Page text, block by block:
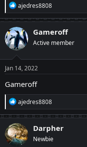
R
e
a
c
t
i
o
n
s
:
ajedres8808
Gameroff
Active member
Jan 14, 2022
Gameroff
R
e
a
c
t
i
ajedres8808
Darpher
Newbie